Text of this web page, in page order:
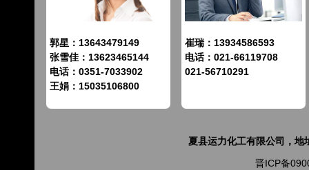
郭星：13643479149
张雪佳：13623465144
电话：0351-7033902
王娟：15035106800
崔瑞：13934586593
电话：021-66119708
021-56710291
夏县运力化工有限公司，
晋ICP备